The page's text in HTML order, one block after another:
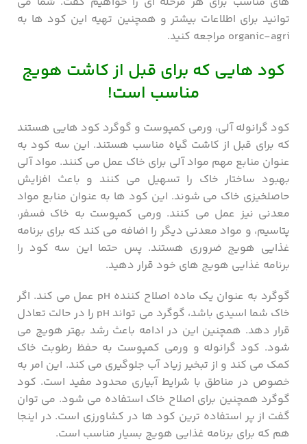
توانید برای اطلاعات بیشتر و همچنین تهیه این کود ها به
organic-agri مراجعه کنید.
کود هایی که برای قبل از کاشت هویج
مناسب است!
کود گرانوله آلی، ورمی کمپوست و گوگرد کود هایی هستند
که برای قبل از کاشت گیاه مناسب هستند. این سه کود به
عنوان منابع مهم مواد آلی برای خاک عمل می‌ کنند. مواد آلی
بهبود ساختار خاک را تسهیل می‌ کنند و باعث افزایش
حاصلخیزی خاک می‌ شوند. این کود ها به عنوان منابع مواد
معدنی نیز عمل می ‌کنند. ورمی کمپوست به خاک فسفر،
پتاسیم، و مواد معدنی دیگر را اضافه می ‌کند که برای برنامه
غذایی هویج ضروری هستند. پس حتما این سه کود را
برنامه غذایی هویج های خود قرار دهید.
گوگرد به عنوان یک ماده اصلاح کننده pH عمل می‌ کند. اگر
خاک شما اسیدی باشد، گوگرد می ‌تواند pH را در حالت تعادل
قرار دهد. همچنین این در ادامه باعث رشد بهتر هویج می
شود. کود گرانوله و ورمی کمپوست به حفظ رطوبت خاک
کمک می کند و از تبخیر زیاد آب جلوگیری می کند. این امر به
خصوص در مناطق با شرایط آبیاری محدود مفید است. کود
گوگرد همچنین برای اصلاح خاک استفاده می شود. می توان
گفت از پر استفاده ترین کود ها در کشاورزی است. در اینجا
هم که برای برنامه غذایی هویج بسیار مناسب است.